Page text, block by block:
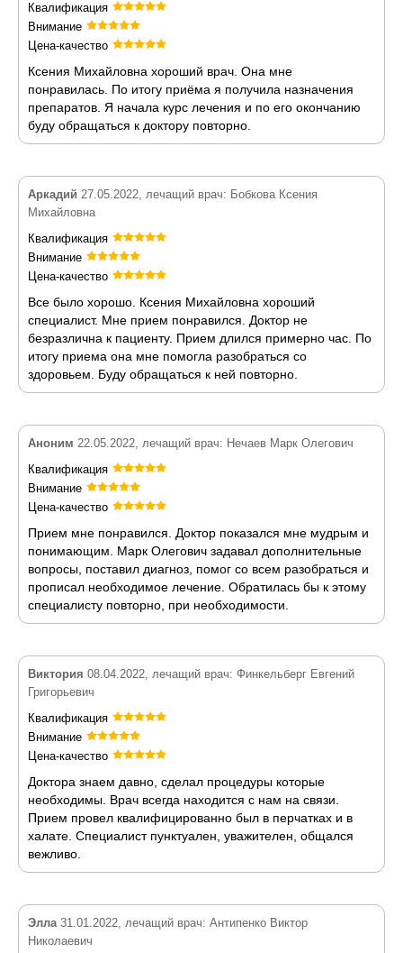
Квалификация
Внимание
Цена-качество
Ксения Михайловна хороший врач. Она мне
понравилась. По итогу приёма я получила назначения
препаратов. Я начала курс лечения и по его окончанию
буду обращаться к доктору повторно.
Аркадий 27.05.2022, лечащий врач: Бобкова Ксения
Михайловна
Квалификация
Внимание
Цена-качество
Все было хорошо. Ксения Михайловна хороший
специалист. Мне прием понравился. Доктор не
безразлична к пациенту. Прием длился примерно час. По
итогу приема она мне помогла разобраться со
здоровьем. Буду обращаться к ней повторно.
Аноним 22.05.2022, лечащий врач: Нечаев Марк Олегович
Квалификация
Внимание
Цена-качество
Прием мне понравился. Доктор показался мне мудрым и
понимающим. Марк Олегович задавал дополнительные
вопросы, поставил диагноз, помог со всем разобраться и
прописал необходимое лечение. Обратилась бы к этому
специалисту повторно, при необходимости.
Виктория 08.04.2022, лечащий врач: Финкельберг Евгений
Григорьевич
Квалификация
Внимание
Цена-качество
Доктора знаем давно, сделал процедуры которые
необходимы. Врач всегда находится с нам на связи.
Прием провел квалифицированно был в перчатках и в
халате. Специалист пунктуален, уважителен, общался
вежливо.
Элла31.01.2022, лечащий врач: Антипенко Виктор
Николаевич